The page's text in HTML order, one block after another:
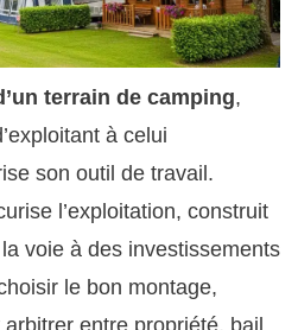
terrain de camping,
à celui
son outil de travail.
l’exploitation, construit
voie à des investissements
le bon montage,
entre propriété, bail